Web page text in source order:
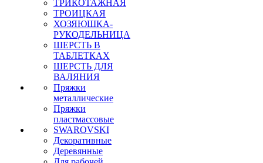
ТРИКОТАЖНАЯ
ТРОИЦКАЯ
ХОЗЯЮШКА-
РУКОДЕЛЬНИЦА
ШЕРСТЬ В
ТАБЛЕТКАХ
ШЕРСТЬ ДЛЯ
ВАЛЯНИЯ
Пряжки
металлические
Пряжки
пластмассовые
SWAROVSKI
Декоративные
Деревянные